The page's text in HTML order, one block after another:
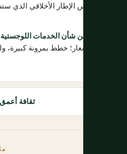
طبق نفس الإطار الأخلاقي الذي
لا تقلل من شأن الخدمات
دون إشعار؛ خطط بمرونة
ثقافة